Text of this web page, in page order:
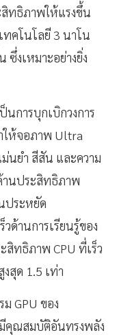
ทธิภาพให้แรงขึ้น
ทคโนโลยี 3 นาโน
งเหมาะอย่างยิ่ง
การบุกเบิกวงการ
ห้จอภาพ Ultra
นยำ สีสัน และความ
านประสิทธิภาพ
ประหยัด
วด้านการเรียนรู้ของ
สิทธิภาพ CPU ที่เร็ว
สุด 1.5 เท่า
GPU ของ
คุณสมบัติอันทรงพลัง